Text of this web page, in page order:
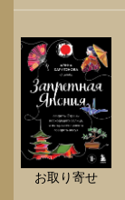
お取り寄せ